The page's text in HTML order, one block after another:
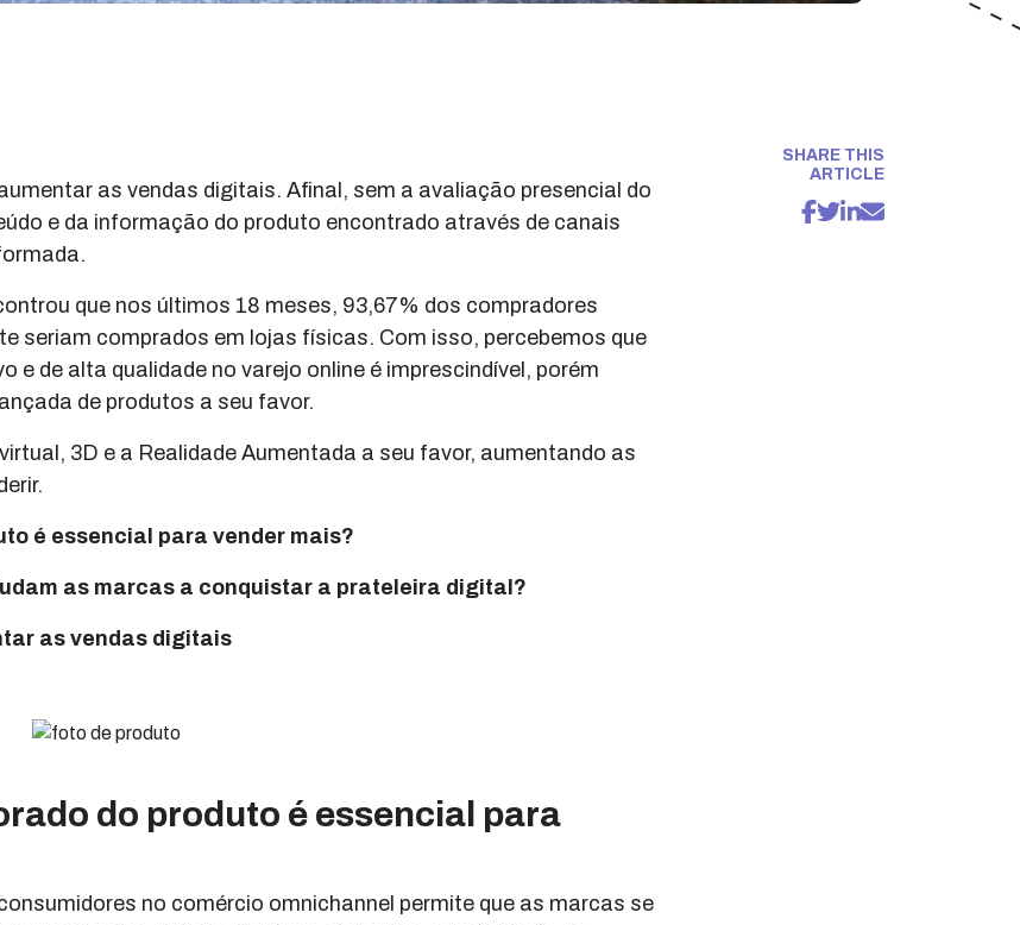
as vendas digitais. Afinal, sem a avaliação presencial do
e da informação do produto encontrado através de canais
que nos últimos 18 meses, 93,67% dos compradores
seriam comprados em lojas físicas. Com isso, percebemos que
e de alta qualidade no varejo online é imprescindível, porém
de produtos a seu favor.
3D e a Realidade Aumentada a seu favor, aumentando as
é essencial para vender mais?
as marcas a conquistar a prateleira digital?
as vendas digitais
do produto é essencial para
no comércio omnichannel permite que as marcas se
SHARE THIS
ARTICLE